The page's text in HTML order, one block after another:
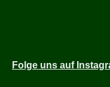
Folge uns auf